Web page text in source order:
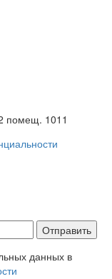
помещ. 1011
данных в